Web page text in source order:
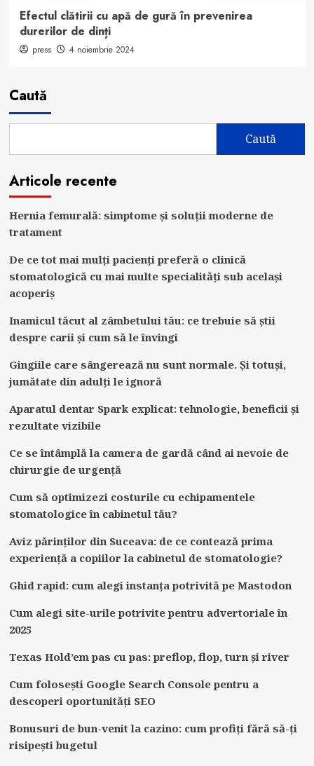
Efectul clătirii cu apă de gură în prevenirea
durerilor de dinți
press 4 noiembrie 2024
Caută
Caută
Articole recente
Hernia femurală: simptome și soluții moderne de
tratament
De ce tot mai mulți pacienți preferă o clinică
stomatologică cu mai multe specialități sub același
acoperiș
Inamicul tăcut al zâmbetului tău: ce trebuie să știi
despre carii și cum să le învingi
Gingiile care sângerează nu sunt normale. Și totuși,
jumătate din adulți le ignoră
Aparatul dentar Spark explicat: tehnologie, beneficii și
rezultate vizibile
Ce se întâmplă la camera de gardă când ai nevoie de
chirurgie de urgență
Cum să optimizezi costurile cu echipamentele
stomatologice în cabinetul tău?
Aviz părinților din Suceava: de ce contează prima
experiență a copiilor la cabinetul de stomatologie?
Ghid rapid: cum alegi instanța potrivită pe Mastodon
Cum alegi site-urile potrivite pentru advertoriale în
2025
Texas Hold’em pas cu pas: preflop, flop, turn și river
Cum folosești Google Search Console pentru a
descoperi oportunități SEO
Bonusuri de bun-venit la cazino: cum profiți fără să-ți
risipești bugetul